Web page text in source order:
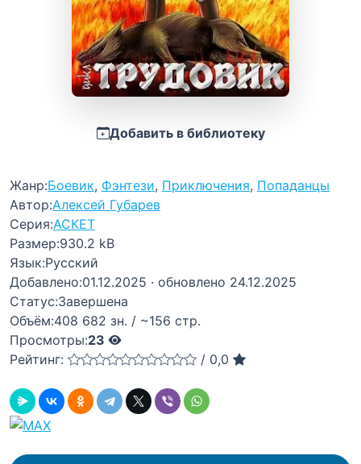
Добавить в библиотеку
Жанр:Боевик, Фэнтези, Приключения, Попаданцы
Автор:Алексей Губарев
Серия:АСКЕТ
Размер:930.2 kB
Язык:Русский
Добавлено:01.12.2025 · обновлено 24.12.2025
Статус:Завершена
Объём:408 682 зн. / ~156 стр.
Просмотры:23
Рейтинг:
/ 0,0